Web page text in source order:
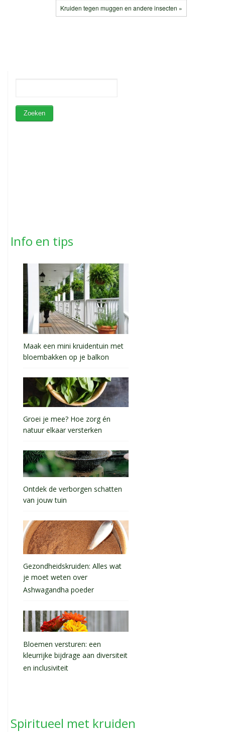
Kruiden tegen muggen en andere insecten »
Info en tips
Maak een mini kruidentuin met
bloembakken op je balkon
Groei je mee? Hoe zorg én
natuur elkaar versterken
Ontdek de verborgen schatten
van jouw tuin
Gezondheidskruiden: Alles wat
je moet weten over
Ashwagandha poeder
Bloemen versturen: een
kleurrijke bijdrage aan diversiteit
en inclusiviteit
Spiritueel met kruiden